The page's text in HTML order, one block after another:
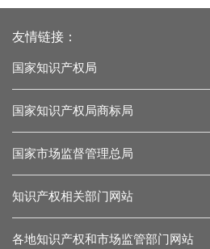
友情链接：
国家知识产权局
国家知识产权局商标局
国家市场监督管理总局
知识产权相关部门网站
各地知识产权和市场监管部门网站